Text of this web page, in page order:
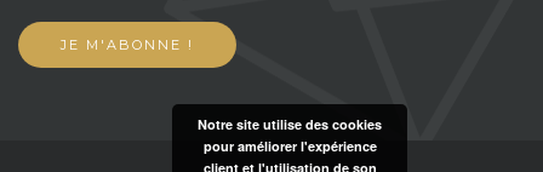
Notre site utilise des cookies
pour améliorer l'expérience
client et l'utilisation de son